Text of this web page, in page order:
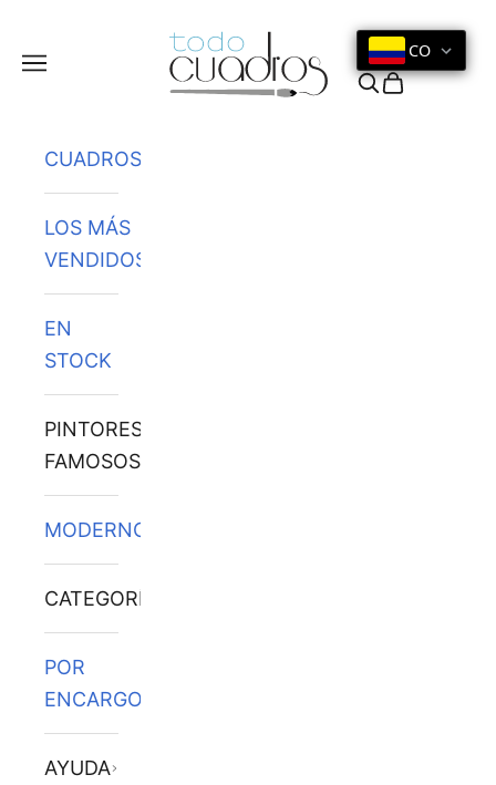
Menú
CO
Buscar
Cesta
CUADROS
LOS MÁS
VENDIDOS
EN
STOCK
PINTORES
FAMOSOS
MODERNOS
CATEGORÍAS
POR
ENCARGO
AYUDA